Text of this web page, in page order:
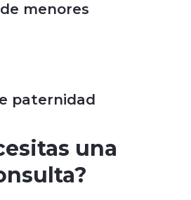
menores
paternidad
una